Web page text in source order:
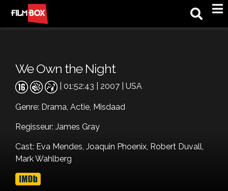
We Own the Night
| 01:52:43 | 2007 | USA
Genre: Drama, Actie, Misdaad
Regisseur: James Gray
Cast: Eva Mendes, Joaquin Phoenix, Robert Duvall,
Mark Wahlberg